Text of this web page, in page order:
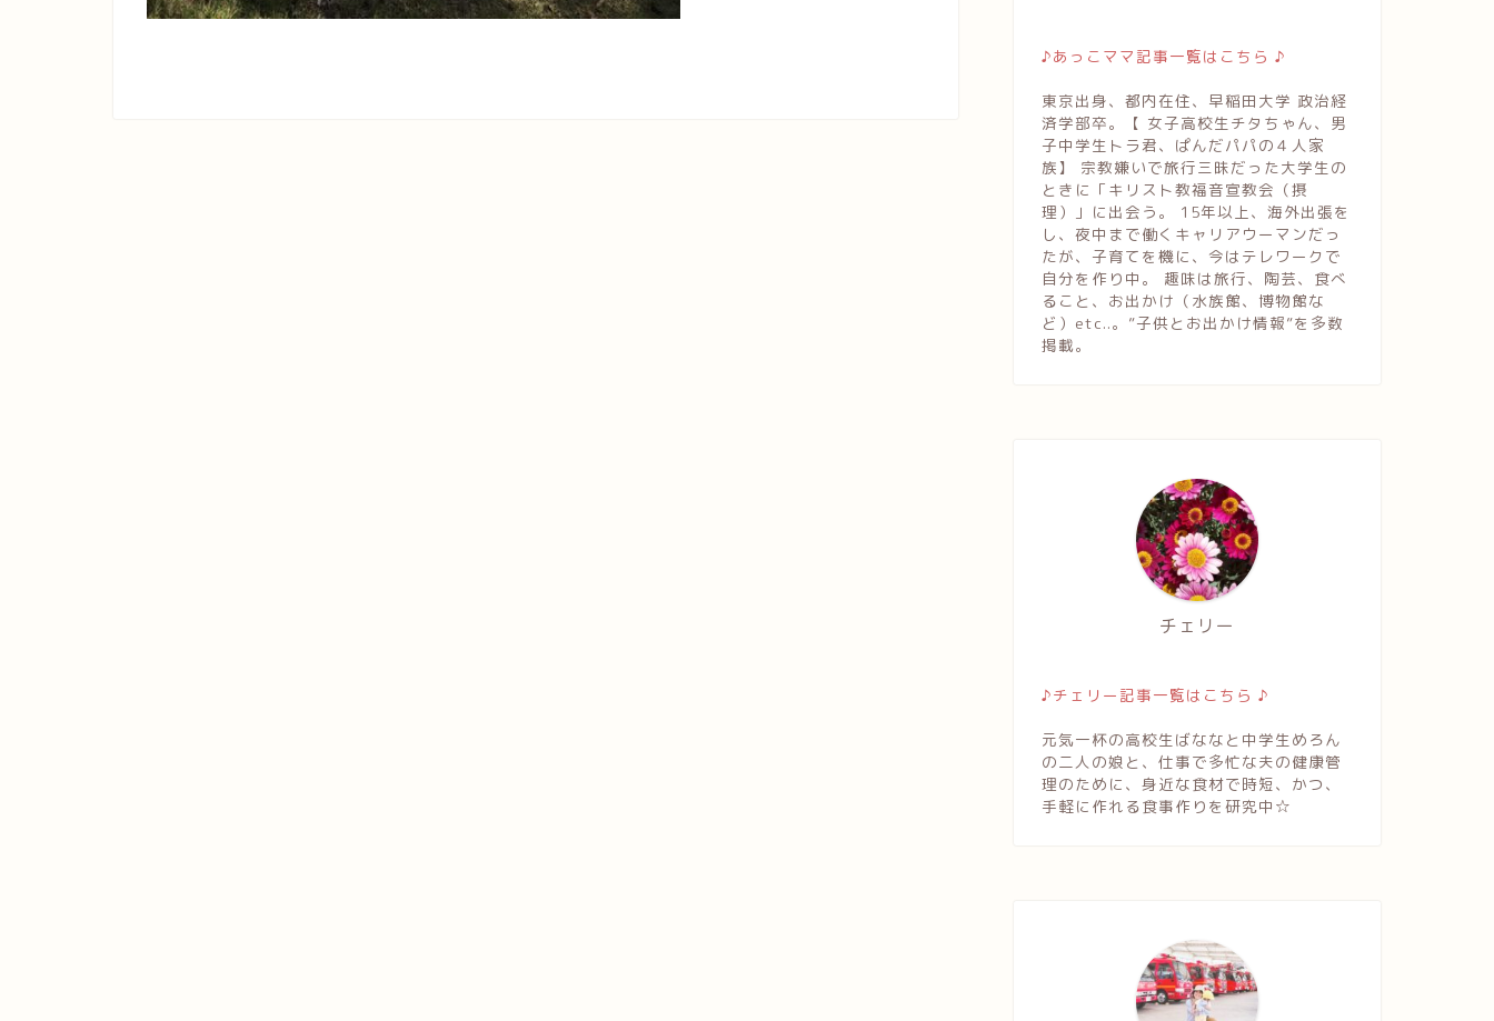
♪あっこママ記事一覧はこちら ♪
東京出身、都内在住、早稲田大学 政治経
済学部卒。【 女子高校生チタちゃん、男
子中学生トラ君、ぱんだパパの４人家
族】 宗教嫌いで旅行三昧だった大学生の
ときに「キリスト教福音宣教会（摂
理）」に出会う。 15年以上、海外出張を
し、夜中まで働くキャリアウーマンだっ
たが、子育てを機に、今はテレワークで
自分を作り中。 趣味は旅行、陶芸、食べ
ること、お出かけ（水族館、博物館な
ど）etc..。”子供とお出かけ情報”を多数
掲載。
チェリー
♪チェリー記事一覧はこちら ♪
元気一杯の高校生ばななと中学生めろん
の二人の娘と、仕事で多忙な夫の健康管
理のために、身近な食材で時短、かつ、
手軽に作れる食事作りを研究中☆